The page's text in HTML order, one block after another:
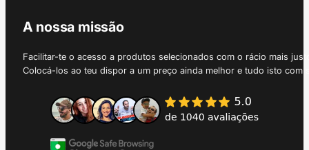
A nossa missão
Facilitar-te o acesso a produtos selecionados com o rácio mais
Colocá-los ao teu dispor a um preço ainda melhor e tudo isto